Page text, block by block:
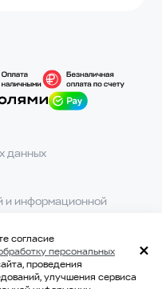
данных
и информационной
материалов с
согласие
персональных
проведения
улучшения сервиса